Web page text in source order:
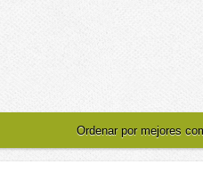
Ordenar por mejores